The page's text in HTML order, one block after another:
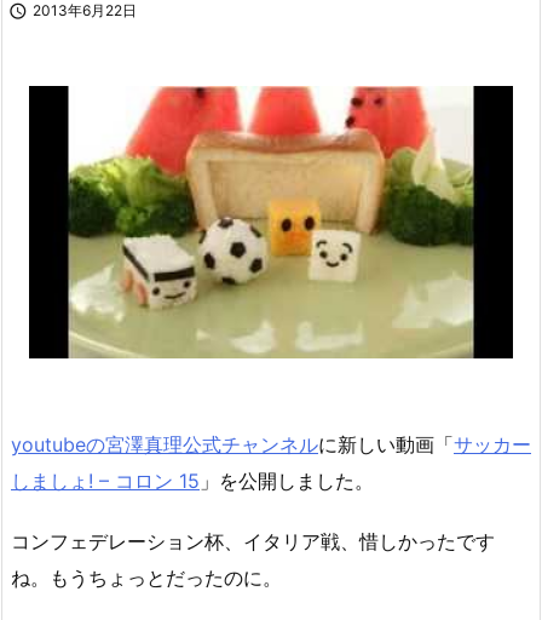
 2013年6月22日
youtubeの宮澤真理公式チャンネルに新しい動画「サッカー
しましょ! – コロン 15 」を公開しました。
コンフェデレーション杯、イタリア戦、惜しかったです
ね。もうちょっとだったのに。